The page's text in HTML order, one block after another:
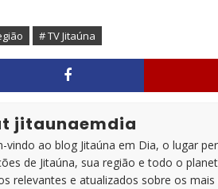
# TV Jitaúna
jitaunaemdia
vindo ao blog Jitaúna em Dia, o lugar
de Jitaúna, sua região e todo o
relevantes e atualizados sobre os